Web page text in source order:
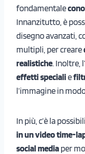
fondamentale
Innanzitutto, è
disegno avanzati,
multipli, per creare
realistiche. Inoltre,
effetti specialie
l’immagine in
In più, c’è la
in un video time-
social media per